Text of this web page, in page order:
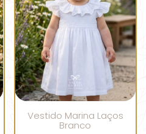
Vestido Marina Laços
Branco